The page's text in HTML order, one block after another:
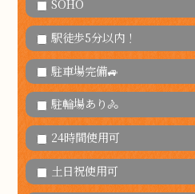
SOHO
駅徒歩5分以内！
駐車場完備🚙
駐輪場あり🚴
24時間使用可
土日祝使用可